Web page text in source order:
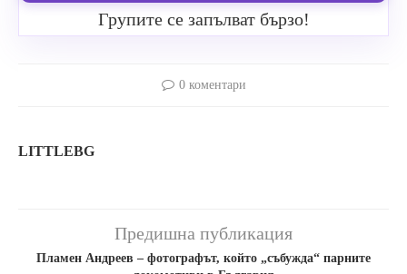
Групите се запълват бързо!
0 коментари
LITTLEBG
Предишна публикация
Пламен Андреев – фотографът, който „събужда“ парните